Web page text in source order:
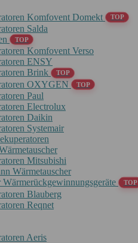
Komfovent Domekt
TOP
Salda
TOP
Komfovent Verso
ENSY
Brink
TOP
OXYGEN TOP
Paul
Electrolux
Daikin
Systemair
Mitsubishi
Wärmetauscher
TOP
Blauberg
Reqnet
Aeris